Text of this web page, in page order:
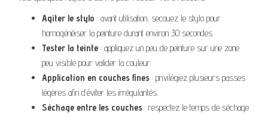
Agiter le stylo : avant utilisation, secouez le stylo pour
homogénéiser la peinture durant environ 30 secondes.
Tester la teinte : appliquez un peu de peinture sur une zone
peu visible pour valider la couleur.
Application en couches fines : privilégiez plusieurs passes
légères afin d’éviter les irrégularités.
Séchage entre les couches : respectez le temps de séchage